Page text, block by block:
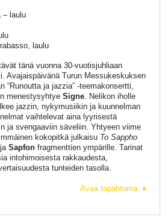
– laulu
laulu
tänä vuonna 30-vuotisjuhliaan
Avajaispäivänä Turun Messukeskuksen
“Runoutta ja jazzia” -teemakonsertti,
menestysyhtyeSigne. Nelikon iholle
jazzin, nykymusiikin ja kuunnelman
vaihtelevat aina lyyrisestä
ja svengaaviin säveliin. Yhtyeen viime
kokopitkä julkaisu To Sappho
Sapfonfragmenttien ympärille. Tarinat
intohimoisesta rakkaudesta,
tunteiden tasolla.
Avaa tapahtuma